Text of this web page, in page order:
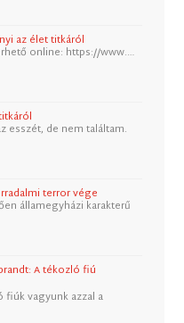
az élet titkáról
online: https://www.…
esszét, de nem találtam.
terror vége
államegyházi karakterű
A tékozló fiú
vagyunk azzal a